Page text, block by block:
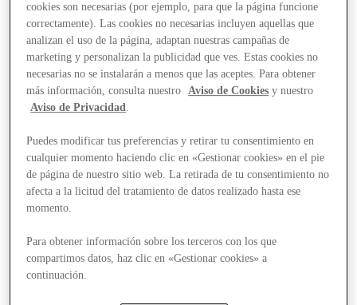
cookies son necesarias (por ejemplo, para que la página funcione
correctamente). Las cookies no necesarias incluyen aquellas que
analizan el uso de la página, adaptan nuestras campañas de
marketing y personalizan la publicidad que ves. Estas cookies no
necesarias no se instalarán a menos que las aceptes. Para obtener
más información, consulta nuestro
Aviso de Cookies y nuestro
Aviso de Privacidad.
Puedes modificar tus preferencias y retirar tu consentimiento en
cualquier momento haciendo clic en «Gestionar cookies» en el pie
de página de nuestro sitio web. La retirada de tu consentimiento no
afecta a la licitud del tratamiento de datos realizado hasta ese
momento.
Para obtener información sobre los terceros con los que
compartimos datos, haz clic en «Gestionar cookies» a
continuación.